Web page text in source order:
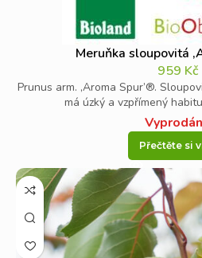
Meruňka sloupovitá
959 Kč
Prunus arm. ‚Aroma Spur’®.
má úzký a vzpřímený
Přečtěte si